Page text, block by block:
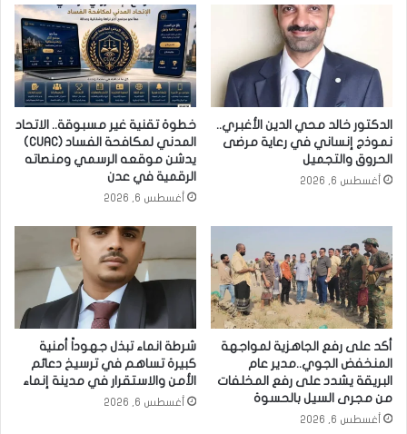
الدكتور خالد محي الدين الأغبري..
نموذج إنساني في رعاية مرضى
الحروق والتجميل
أغسطس 6, 2026
خطوة تقنية غير مسبوقة.. الاتحاد
المدني لمكافحة الفساد (CUAC)
يدشن موقعه الرسمي ومنصاته
الرقمية في عدن
أغسطس 6, 2026
أكد على رفع الجاهزية لمواجهة
المنخفض الجوي..مدير عام
البريقة يشدد على رفع المخلفات
من مجرى السيل بالحسوة
أغسطس 6, 2026
شرطة انماء تبذل جهوداً أمنية
كبيرة تساهم في ترسيخ دعائم
الأمن والاستقرار في مدينة إنماء
أغسطس 6, 2026